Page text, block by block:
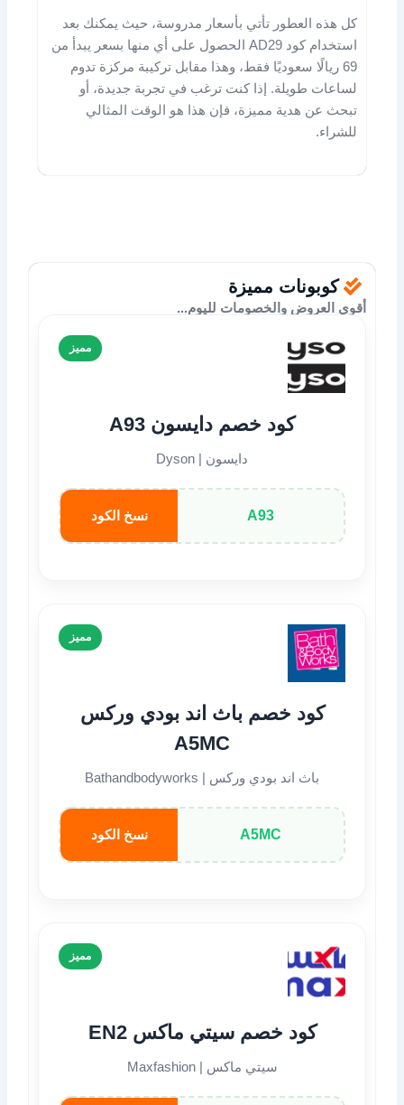
كل هذه العطور تأتي بأسعار مدروسة، حيث يمكنك بعد
استخدام كود AD29 الحصول على أي منها بسعر يبدأ من
69 ريالًا سعوديًا فقط، وهذا مقابل تركيبة مركزة تدوم
لساعات طويلة. إذا كنت ترغب في تجربة جديدة، أو
تبحث عن هدية مميزة، فإن هذا هو الوقت المثالي
للشراء.
كوبونات مميزة
أقوى العروض والخصومات لليوم...
مميز
كود خصم دايسون A93
دايسون | Dyson
A93 نسخ الكود
مميز
كود خصم باث اند بودي وركس
A5MC
باث اند بودي وركس | Bathandbodyworks
A5MC نسخ الكود
مميز
كود خصم سيتي ماكس EN2
سيتي ماكس | Maxfashion